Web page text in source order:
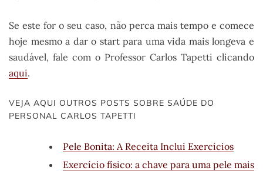
Se este for o seu caso, não perca mais tempo e comece
hoje mesmo a dar o start para uma vida mais longeva e
saudável, fale com o Professor Carlos Tapetti clicando
aqui.
VEJA AQUI OUTROS POSTS SOBRE SAÚDE DO
PERSONAL CARLOS TAPETTI
Pele Bonita: A Receita Inclui Exercícios
Exercício físico: a chave para uma pele mais